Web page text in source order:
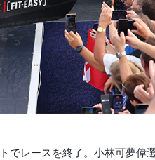
レースを終了。小林可夢偉